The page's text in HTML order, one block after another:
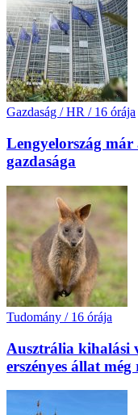
Gazdaság / HR / 16 órája
Lengyelország
gazdasága
Tudomány / 16 órája
Ausztrália kihalási
erszényes állat